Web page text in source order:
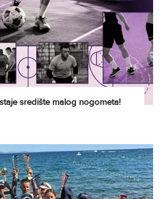
središte malog nogometa!